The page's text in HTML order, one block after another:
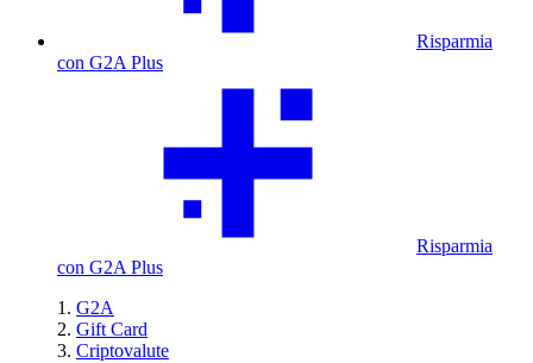
Risparmia
con G2A Plus
Risparmia
con G2A Plus
G2A
Gift Card
Criptovalute